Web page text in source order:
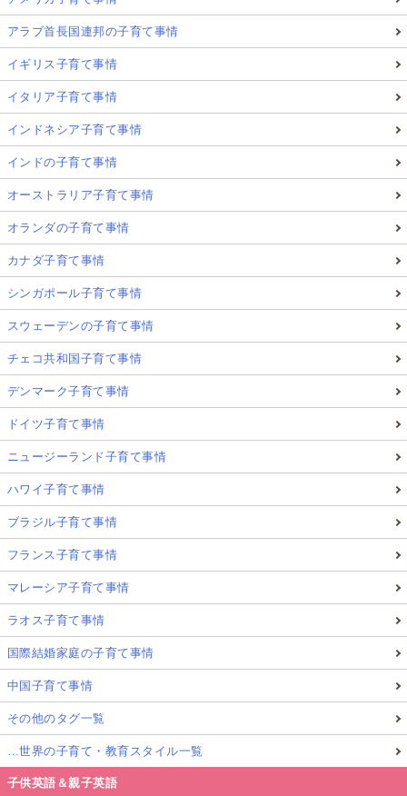
アラブ首長国連邦の子育て事情
イギリス子育て事情
イタリア子育て事情
インドネシア子育て事情
インドの子育て事情
オーストラリア子育て事情
オランダの子育て事情
カナダ子育て事情
シンガポール子育て事情
スウェーデンの子育て事情
チェコ共和国子育て事情
デンマーク子育て事情
ドイツ子育て事情
ニュージーランド子育て事情
ハワイ子育て事情
ブラジル子育て事情
フランス子育て事情
マレーシア子育て事情
ラオス子育て事情
国際結婚家庭の子育て事情
中国子育て事情
その他のタグ一覧
…世界の子育て・教育スタイル一覧
子供英語＆親子英語